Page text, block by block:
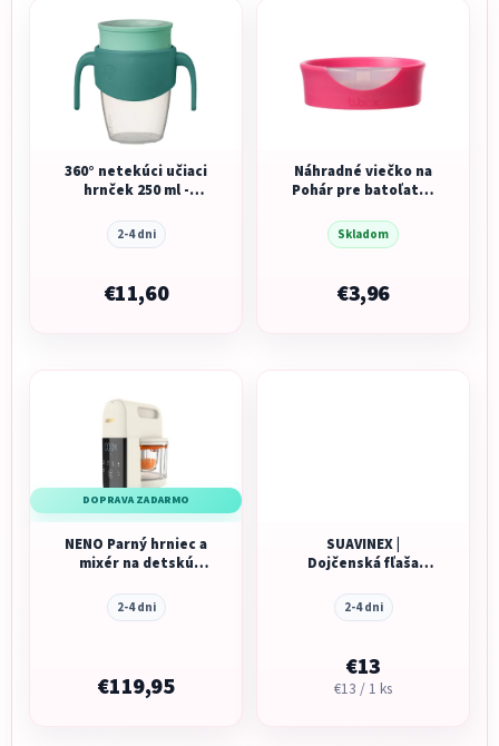
360° netekúci učiaci
hrnček 250 ml -
2-4 dni
€11,60
Náhradné viečko na
Pohár pre batoľatá -
Skladom
€3,96
DOPRAVA ZADARMO
NENO Parný hrniec a
mixér na detskú
programami a
udržiavaním teploty
2-4 dni
€119,95
SUAVINEX |
Dojčenská fľaša
FYZIOL PRŮTOK M
2-4 dni
€13
Jednotková
€13 / 1 ks